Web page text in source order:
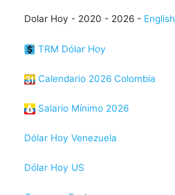
Dolar Hoy - 2020 - 2026 - English
TRM Dólar Hoy
Calendario 2026 Colombia
Salario Mínimo 2026
Dólar Hoy Venezuela
Dólar Hoy US